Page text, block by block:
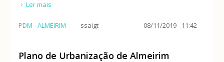
Ler mais
PDM - ALMEIRIM ssaigt 08/11/2019 - 11:42
Plano de Urbanização de Almeirim